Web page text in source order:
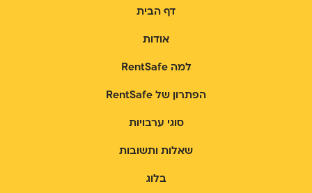
דף הבית
אודות
למה RentSafe
הפתרון של RentSafe
סוגי ערבויות
שאלות ותשובות
בלוג